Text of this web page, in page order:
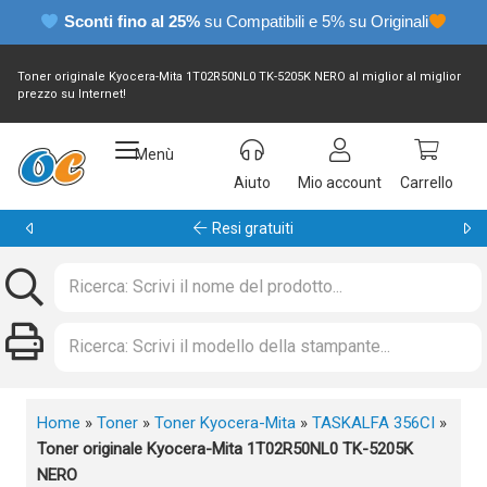
Sconti fino al 25% su Compatibili e 5% su Originali
Toner originale Kyocera-Mita 1T02R50NL0 TK-5205K NERO al miglior al miglior
prezzo su Internet!
Menù
Aiuto
Mio account Carrello
Garanzia 24 mesi
Home » Toner » Toner Kyocera-Mita » TASKALFA 356CI »
Toner originale Kyocera-Mita 1T02R50NL0 TK-5205K
NERO